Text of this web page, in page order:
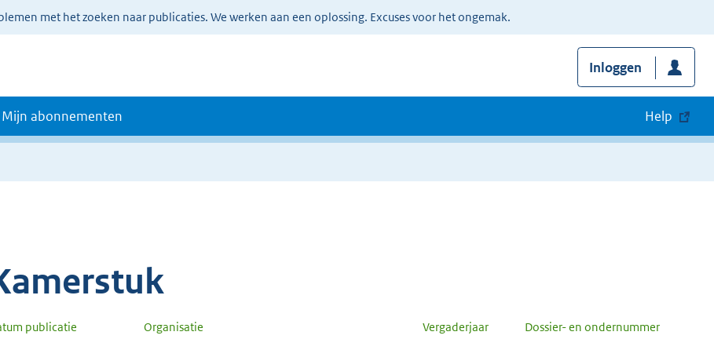
met het zoeken naar publicaties. We werken aan een oplossing. Excuses voor het ongemak.
Inloggen
Mijn abonnementen Help
publicatie Organisatie Vergaderjaar Dossier- en ondernummer